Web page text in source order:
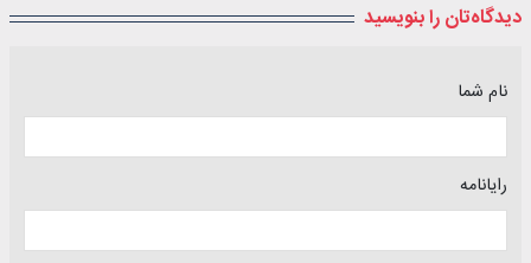
دیدگاه‌تان را بنویسید
نام شما
رایانامه